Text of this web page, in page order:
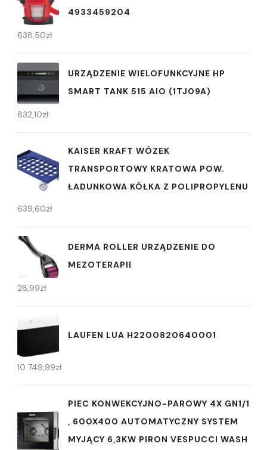
4933459204
638,50zł
URZĄDZENIE WIELOFUNKCYJNE HP
SMART TANK 515 AIO (1TJ09A)
832,10zł
KAISER KRAFT WÓZEK
TRANSPORTOWY KRATOWA POW.
ŁADUNKOWA KÓŁKA Z POLIPROPYLENU
639,60zł
DERMA ROLLER URZĄDZENIE DO
MEZOTERAPII
28,99zł
LAUFEN LUA H2200820640001
10 749,99zł
PIEC KONWEKCYJNO-PAROWY 4X GN1/1
, 600X400 AUTOMATYCZNY SYSTEM
MYJĄCY 6,3KW PIRON VESPUCCI WASH